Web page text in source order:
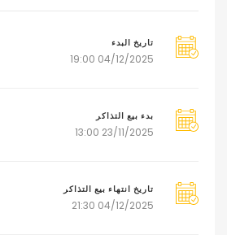
تاريخ البدء
04/12/2025 19:00
بدء بيع التذاكر
23/11/2025 13:00
تاريخ انتهاء بيع التذاكر
04/12/2025 21:30